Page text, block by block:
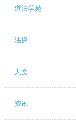
道法学苑
法探
人文
资讯